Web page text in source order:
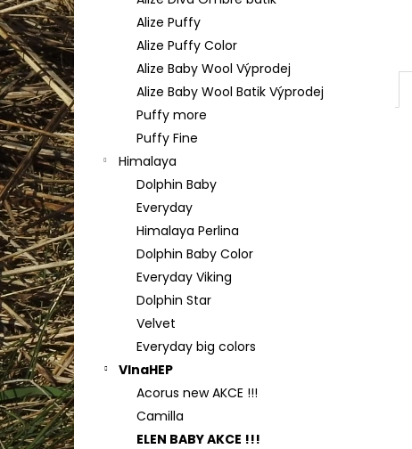
l
Alize Puffy
Alize Puffy Color
Alize Baby Wool Výprodej
Alize Baby Wool Batik Výprodej
Puffy more
Puffy Fine
Himalaya
Dolphin Baby
Everyday
Himalaya Perlina
Dolphin Baby Color
Everyday Viking
Dolphin Star
Velvet
Everyday big colors
VlnaHEP
Acorus new AKCE !!!
Camilla
ELEN BABY AKCE !!!
TULIP 4010
50 Kč